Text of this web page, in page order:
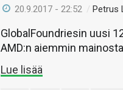
20.9.2017 - 22:52 /Petrus
GlobalFoundriesin uusi
AMD:n aiemmin
Lue lisää